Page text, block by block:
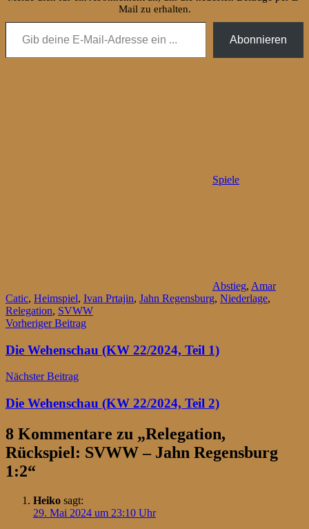
Mail zu erhalten.
Gib deine E-Mail-Adresse ein ...
Abonnieren
Spiele
Abstieg, Amar
Catic, Heimspiel, Ivan Prtajin, Jahn Regensburg, Niederlage,
Relegation, SVWW
Beitragsnavigation
Vorheriger Beitrag
Die Wehenschau (KW 22/2024, Teil 1)
Nächster Beitrag
Die Wehenschau (KW 22/2024, Teil 2)
8 Kommentare zu „Relegation,
Rückspiel: SVWW – Jahn Regensburg
1:2“
Heiko sagt:
29. Mai 2024 um 23:10 Uhr